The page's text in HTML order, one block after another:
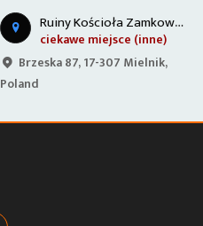
Góra Grabarka
ciekawe miejsce (inne)
Grabarka 17A, 17-330
Grabarka, Poland